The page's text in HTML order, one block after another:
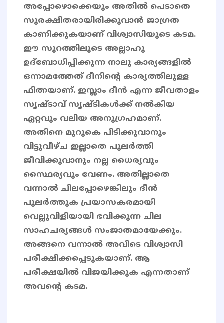
അപ്പോഴൊക്കെയും അതിൽ പെടാതെ
സുരക്ഷിതരായിരിക്കുവാൻ ജാഗ്രത
കാണിക്കുകയാണ് വിശ്വാസിയുടെ കടമ.
ഈ സൂറത്തിലൂടെ അല്ലാഹു
ഉദ്ബോധിപ്പിക്കുന്ന നാലു കാര്യങ്ങളിൽ
ഒന്നാമത്തേത് ദീനിന്റെ കാര്യത്തിലുള്ള
ഫിത്നയാണ്. ഇസ്ലാം ദീൻ എന്ന ജീവതാളം
സൃഷ്ടാവ് സൃഷ്ടികൾക്ക് നൽകിയ
ഏറ്റവും വലിയ അനുഗ്രഹമാണ്.
അതിനെ മുറുകെ പിടിക്കുവാനും
വിട്ടുവീഴ്ച ഇല്ലാതെ പുലർത്തി
ജീവിക്കുവാനും നല്ല ധൈര്യവും
സ്ഥൈര്യവും വേണം. അതില്ലാതെ
വന്നാൽ ചിലപ്പോഴെങ്കിലും ദീൻ
പുലർത്തുക പ്രയാസകരമായി
വെല്ലുവിളിയായി ഭവിക്കുന്ന ചില
സാഹചര്യങ്ങൾ സംജാതമായേക്കും.
അങ്ങനെ വന്നാൽ അവിടെ വിശ്വാസി
പരീക്ഷിക്കപ്പെടുകയാണ്. ആ
പരീക്ഷയിൽ വിജയിക്കുക എന്നതാണ്
അവൻ്റെ കടമ.